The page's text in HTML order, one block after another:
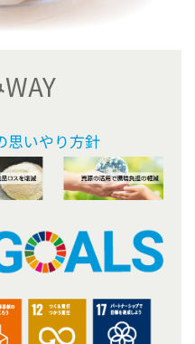
思いやり方針